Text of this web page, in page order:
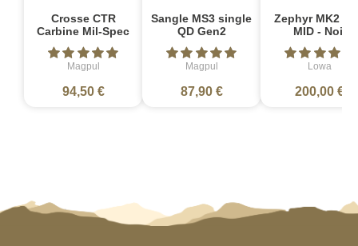
Crosse CTR
Carbine Mil-Spec
Magpul
94,50 €
Sangle MS3 single
QD Gen2
Magpul
87,90 €
Zephyr MK2
MID - Noir
Lowa
200,00 €